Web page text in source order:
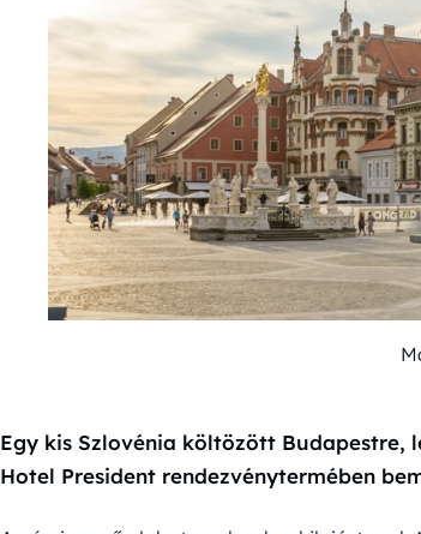
Egy kis Szlovénia költözött
Hotel President rendezvénytermében